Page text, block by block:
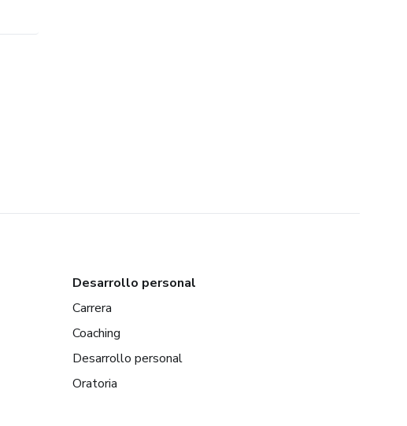
Desarrollo personal
Carrera
Coaching
Desarrollo personal
Oratoria